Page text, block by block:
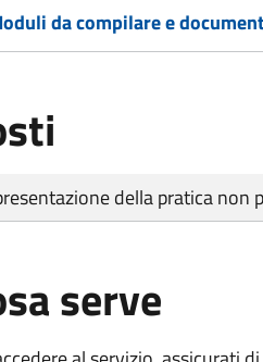
da compilare e
di pagamentodella pratica non
serve